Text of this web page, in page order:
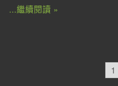
...繼續閱讀 »
1